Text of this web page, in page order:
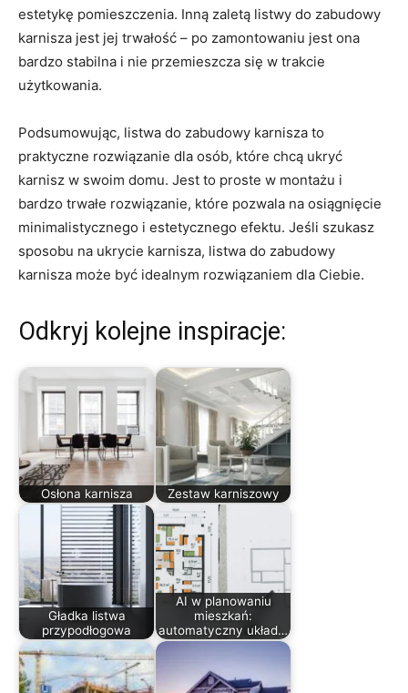
estetykę pomieszczenia. Inną zaletą listwy do zabudowy
karnisza jest jej trwałość – po zamontowaniu jest ona
bardzo stabilna i nie przemieszcza się w trakcie
użytkowania.
Podsumowując, listwa do zabudowy karnisza to
praktyczne rozwiązanie dla osób, które chcą ukryć
karnisz w swoim domu. Jest to proste w montażu i
bardzo trwałe rozwiązanie, które pozwala na osiągnięcie
minimalistycznego i estetycznego efektu. Jeśli szukasz
sposobu na ukrycie karnisza, listwa do zabudowy
karnisza może być idealnym rozwiązaniem dla Ciebie.
Odkryj kolejne inspiracje:
Osłona karnisza Zestaw karniszowy
Gładka listwa
przypodłogowa
AI w planowaniu
mieszkań:
automatyczny układ…